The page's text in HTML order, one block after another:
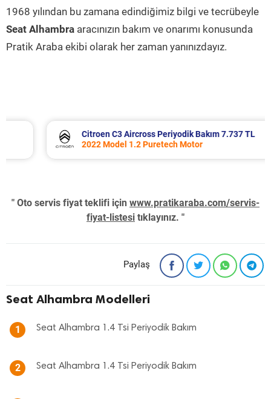
1968 yılından bu zamana edindiğimiz bilgi ve tecrübeyle
Seat Alhambra aracınızın bakım ve onarımı konusunda
Pratik Araba ekibi olarak her zaman yanınızdayız.
Citroen C3 Aircross Periyodik Bakım 7.737 TL
2022 Model 1.2 Puretech Motor
" Oto servis fiyat teklifi için www.pratikaraba.com/servis-
fiyat-listesi tıklayınız. "
Paylaş
Seat Alhambra Modelleri
1 Seat Alhambra 1.4 Tsi Periyodik Bakım
2 Seat Alhambra 1.4 Tsi Periyodik Bakım